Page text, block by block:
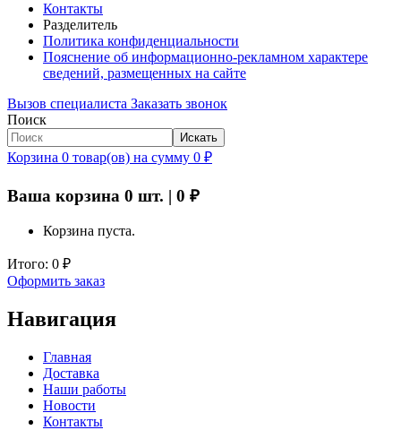
Контакты
Разделитель
Политика конфиденциальности
Пояснение об информационно-рекламном характере
сведений, размещенных на сайте
Вызов специалиста Заказать звонок
Поиск
Искать
Корзина 0 товар(ов) на сумму 0 ₽
Ваша корзина 0 шт. | 0 ₽
Корзина пуста.
Итого: 0 ₽
Оформить заказ
Навигация
Главная
Доставка
Наши работы
Новости
Контакты